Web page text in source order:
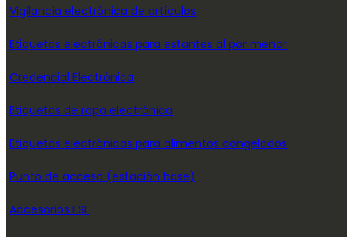
Vigilancia electrónica de artículos
Etiquetas electrónicas para estantes al por menor
Credencial Electrónica
Etiquetas de ropa electrónica
Etiquetas electrónicas para alimentos congelados
Punto de acceso (estación base)
Accesorios ESL